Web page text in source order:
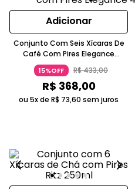
Adicionar
Conjunto Com Seis Xícaras De
Café Com Pires Elegance
Cerâmica Branco
15%OFF R$433,00
R$ 368,00
ou 5x de R$ 73,60 sem juros